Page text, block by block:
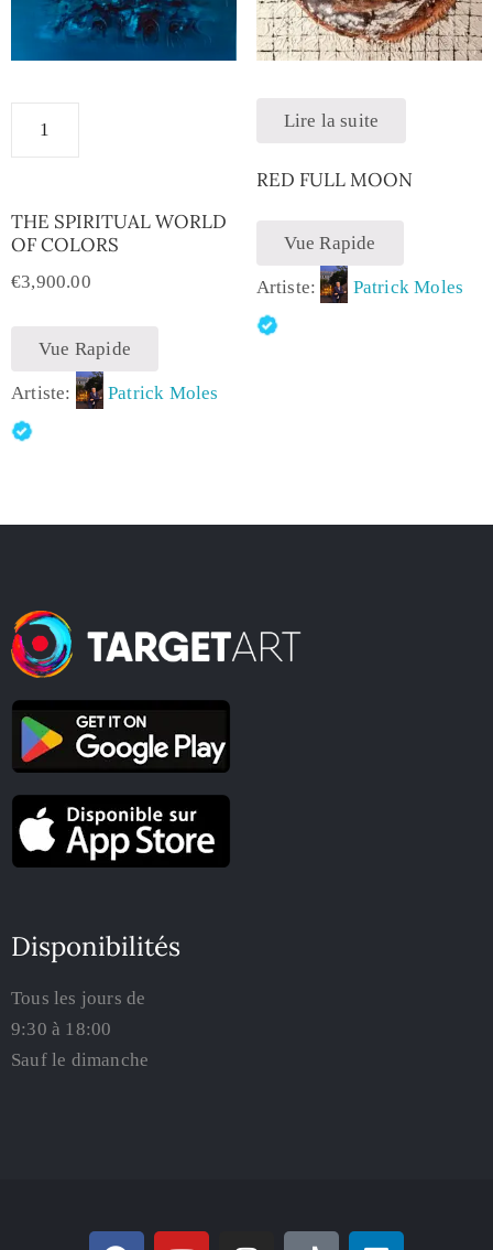
THE SPIRITUAL WORLD
OF COLORS
€3,900.00
Vue Rapide
Artiste: Patrick Moles
Lire la suite
RED FULL MOON
Vue Rapide
Artiste: Patrick Moles
Disponibilités
Tous les jours de
9:30 à 18:00
Sauf le dimanche